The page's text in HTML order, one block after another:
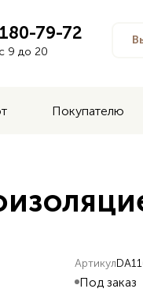
79-72
9 до 20
Покупателю
Артикул
Под заказ